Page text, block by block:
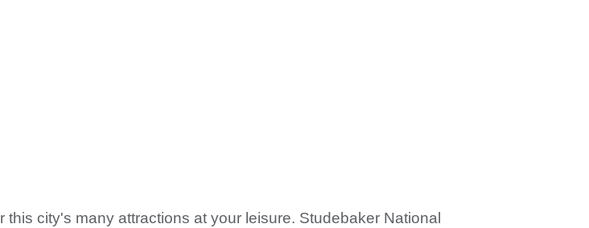
city's many attractions at your leisure. Studebaker National